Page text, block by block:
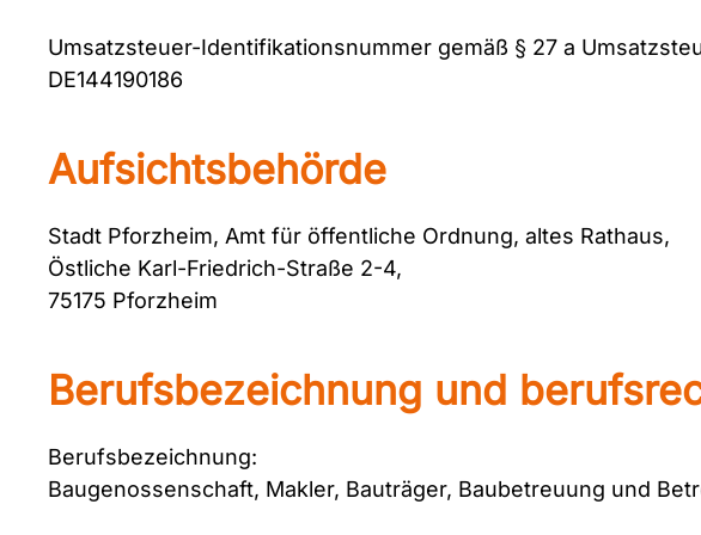
Umsatzsteuer-Identifikationsnummer gemäß § 27 a
DE144190186
Aufsichtsbehörde
Stadt Pforzheim, Amt für öffentliche Ordnung, altes Rathaus,
Östliche Karl-Friedrich-Straße 2-4,
75175 Pforzheim
Berufsbezeichnung und
Berufsbezeichnung:
Baugenossenschaft, Makler, Bauträger, Baubetreuung und